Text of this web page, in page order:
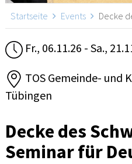
Startseite Events Decke des
Fr., 06.11.26 - Sa.,
TOS Gemeinde- und
Tübingen
Decke des
Seminar für